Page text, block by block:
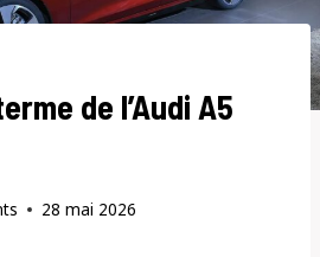
de l’Audi A5
28 mai 2026